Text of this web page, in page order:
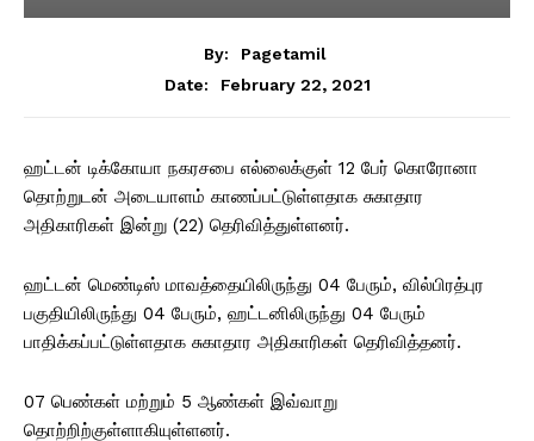
By:
Pagetamil
Date:
February 22, 2021
ஹட்டன் டிக்கோயா நகரசபை எல்லைக்குள் 12 பேர் கொரோனா
தொற்றுடன் அடையாளம் காணப்பட்டுள்ளதாக சுகாதார
அதிகாரிகள் இன்று (22) தெரிவித்துள்ளனர்.
ஹட்டன் மெண்டிஸ் மாவத்தையிலிருந்து 04 பேரும், வில்பிரத்புர
பகுதியிலிருந்து 04 பேரும், ஹட்டனிலிருந்து 04 பேரும்
பாதிக்கப்பட்டுள்ளதாக சுகாதார அதிகாரிகள் தெரிவித்தனர்.
07 பெண்கள் மற்றும் 5 ஆண்கள் இவ்வாறு
தொற்றிற்குள்ளாகியுள்ளனர்.